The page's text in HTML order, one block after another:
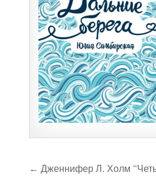
Navigeerimine
← Дженнифер Л. Холм